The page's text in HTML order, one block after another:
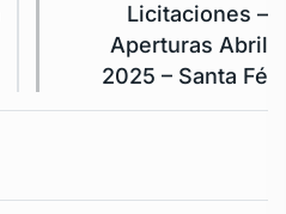
Licitaciones –
Aperturas Abril
2025 – Santa Fé